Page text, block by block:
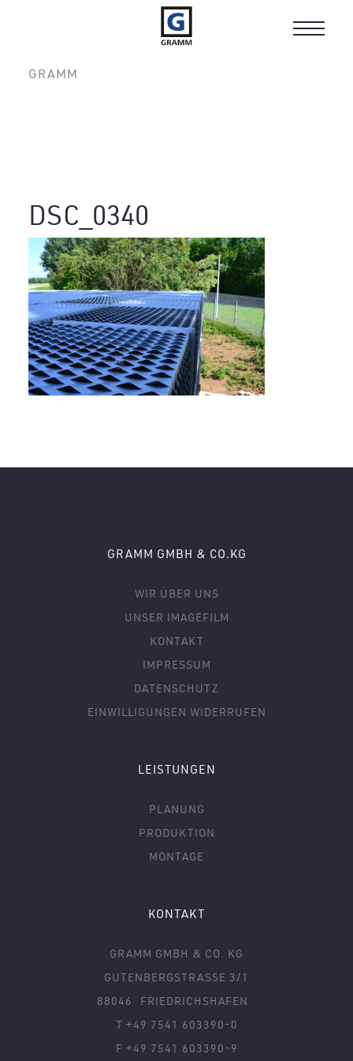
Toggle
GRAMM
DSC_0340
GRAMM GMBH & CO.KG
WIR ÜBER UNS
UNSER IMAGEFILM
KONTAKT
IMPRESSUM
DATENSCHUTZ
EINWILLIGUNGEN WIDERRUFEN
LEISTUNGEN
PLANUNG
PRODUKTION
MONTAGE
KONTAKT
GRAMM GMBH & CO. KG
GUTENBERGSTRASSE 3/1
88046
FRIEDRICHSHAFEN
T +49 7541 603390-0
F +49 7541 603390-9